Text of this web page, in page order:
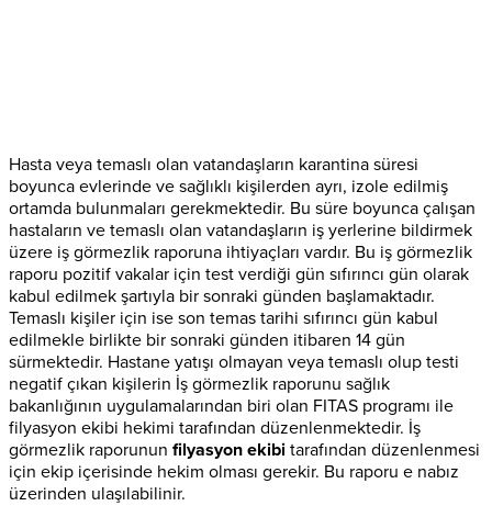
Hasta veya temaslı olan vatandaşların karantina süresi
boyunca evlerinde ve sağlıklı kişilerden ayrı, izole edilmiş
ortamda bulunmaları gerekmektedir. Bu süre boyunca çalışan
hastaların ve temaslı olan vatandaşların iş yerlerine bildirmek
üzere iş görmezlik raporuna ihtiyaçları vardır. Bu iş görmezlik
raporu pozitif vakalar için test verdiği gün sıfırıncı gün olarak
kabul edilmek şartıyla bir sonraki günden başlamaktadır.
Temaslı kişiler için ise son temas tarihi sıfırıncı gün kabul
edilmekle birlikte bir sonraki günden itibaren 14 gün
sürmektedir. Hastane yatışı olmayan veya temaslı olup testi
negatif çıkan kişilerin İş görmezlik raporunu sağlık
bakanlığının uygulamalarından biri olan FITAS programı ile
filyasyon ekibi hekimi tarafından düzenlenmektedir. İş
görmezlik raporunun filyasyon ekibi tarafından düzenlenmesi
için ekip içerisinde hekim olması gerekir. Bu raporu e nabız
üzerinden ulaşılabilinir.